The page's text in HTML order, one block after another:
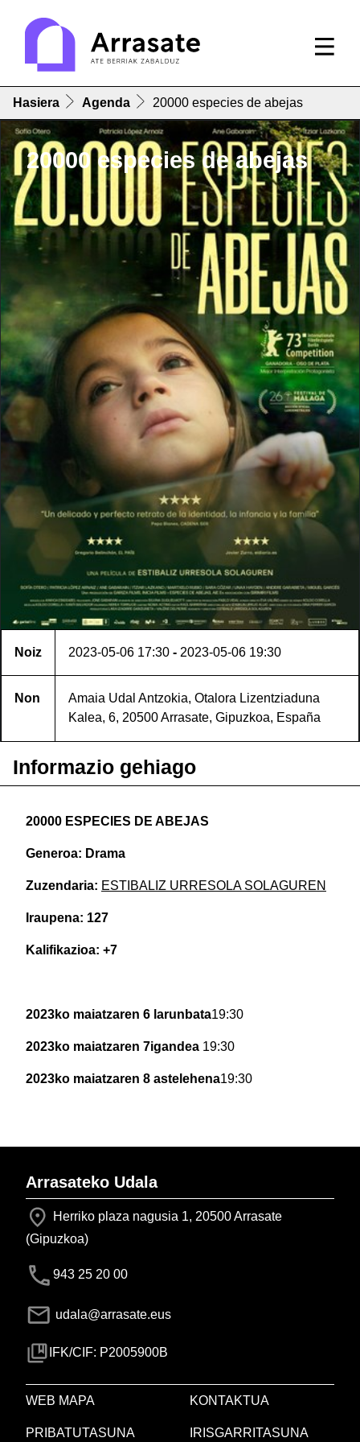
Hasiera Agenda 20000 especies de abejas
20000 especies de abejas
Noiz 2023-05-06 17:30 - 2023-05-06 19:30
Non
Amaia Udal Antzokia, Otalora Lizentziaduna
Kalea, 6, 20500 Arrasate, Gipuzkoa, España
Informazio gehiago
20000 ESPECIES DE ABEJAS
Generoa: Drama
Zuzendaria: ESTIBALIZ URRESOLA SOLAGUREN
Iraupena: 127
Kalifikazioa: +7
2023ko maiatzaren 6 larunbata19:30
2023ko maiatzaren 7igandea 19:30
2023ko maiatzaren 8 astelehena19:30
Arrasateko Udala
Herriko plaza nagusia 1, 20500 Arrasate
(Gipuzkoa)
943 25 20 00
udala@arrasate.eus
IFK/CIF: P2005900B
WEB MAPA KONTAKTUA
PRIBATUTASUNA IRISGARRITASUNA